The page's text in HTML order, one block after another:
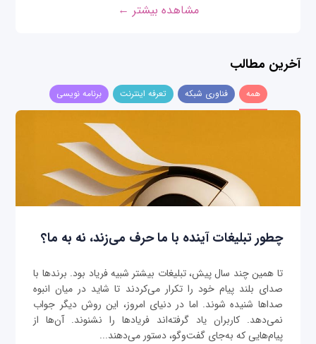
مشاهده بیشتر ←
آخرین مطالب
همه فناوری شبکه تعرفه اینترنت برنامه نویسی
چطور تبلیغات آینده با ما حرف می‌زند، نه به ما؟
تا همین چند سال پیش، تبلیغات بیشتر شبیه فریاد بود. برندها با
صدای بلند پیام خود را تکرار می‌کردند تا شاید در میان انبوه
صداها شنیده شوند. اما در دنیای امروز، این روش دیگر جواب
نمی‌دهد. کاربران یاد گرفته‌اند فریادها را نشنوند. آن‌ها از
پیام‌هایی که به‌جای گفت‌وگو، دستور می‌دهند...